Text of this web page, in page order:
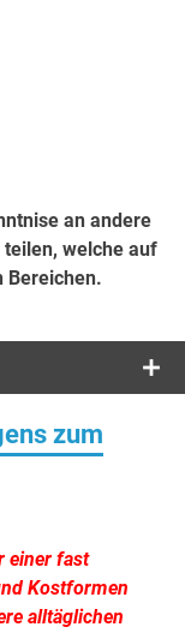
an andere
welche auf
Bereichen.
zum
einer fast
Kostformen
alltäglichen